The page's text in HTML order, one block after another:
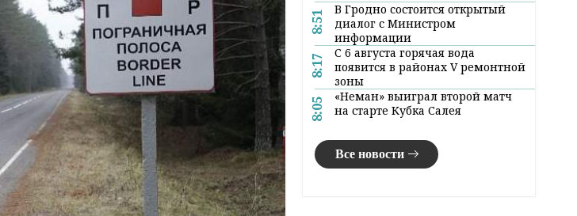
8:51
В Гродно состоится открытый
диалог с Министром
информации
8:17
С 6 августа горячая вода
появится в районах V ремонтной
зоны
8:05
«Неман» выиграл второй матч
на старте Кубка Салея
Все новости